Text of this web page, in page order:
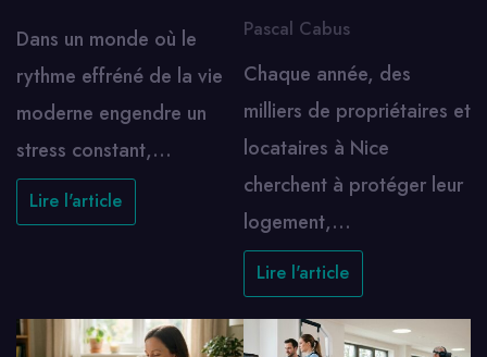
Dans un monde où le
rythme effréné de la vie
moderne engendre un
stress constant,…
Lire l'article
Pascal Cabus
Chaque année, des
milliers de propriétaires et
locataires à Nice
cherchent à protéger leur
logement,…
Lire l'article